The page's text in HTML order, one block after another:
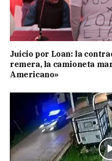
Juicio por Loan: la
remera, la camioneta
Americano»